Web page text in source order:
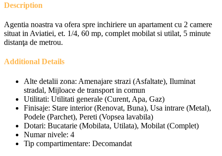
Description
Agentia noastra va ofera spre inchiriere un apartament cu 2 camere
situat in Aviatiei, et. 1/4, 60 mp, complet mobilat si utilat, 5 minute
distanţa de metrou.
Additional Details
Alte detalii zona: Amenajare strazi (Asfaltate), Iluminat
stradal, Mijloace de transport in comun
Utilitati: Utilitati generale (Curent, Apa, Gaz)
Finisaje: Stare interior (Renovat, Buna), Usa intrare (Metal),
Podele (Parchet), Pereti (Vopsea lavabila)
Dotari: Bucatarie (Mobilata, Utilata), Mobilat (Complet)
Numar nivele: 4
Tip compartimentare: Decomandat